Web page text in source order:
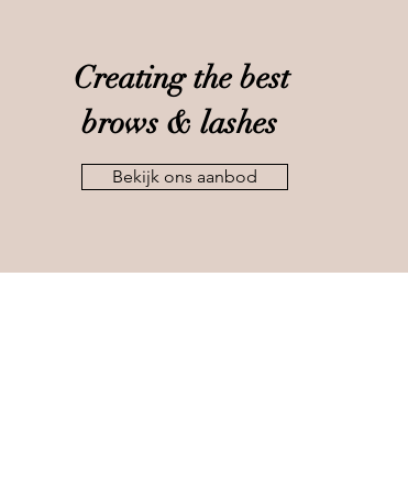
Creating the best
brows & lashes
Bekijk ons aanbod